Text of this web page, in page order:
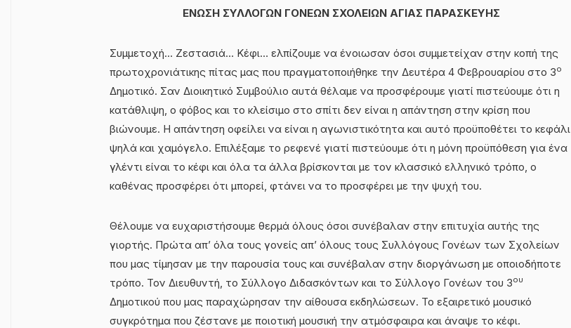
ΕΝΩΣΗ ΣΥΛΛΟΓΩΝ ΓΟΝΕΩΝ ΣΧΟΛΕΙΩΝ ΑΓΙΑΣ ΠΑΡΑΣΚΕΥΗΣ
Συμμετοχή… Ζεστασιά… Κέφι… ελπίζουμε να ένοιωσαν όσοι συμμετείχαν στην κοπή της
πρωτοχρονιάτικης πίτας μας που πραγματοποιήθηκε την Δευτέρα 4 Φεβρουαρίου στο 3ο
Δημοτικό. Σαν Διοικητικό Συμβούλιο αυτά θέλαμε να προσφέρουμε γιατί πιστεύουμε ότι η
κατάθλιψη, ο φόβος και το κλείσιμο στο σπίτι δεν είναι η απάντηση στην κρίση που
βιώνουμε. Η απάντηση οφείλει να είναι η αγωνιστικότητα και αυτό προϋποθέτει το κεφάλι
ψηλά και χαμόγελο. Επιλέξαμε το ρεφενέ γιατί πιστεύουμε ότι η μόνη προϋπόθεση για ένα
γλέντι είναι το κέφι και όλα τα άλλα βρίσκονται με τον κλασσικό ελληνικό τρόπο, ο
καθένας προσφέρει ότι μπορεί, φτάνει να το προσφέρει με την ψυχή του.
Θέλουμε να ευχαριστήσουμε θερμά όλους όσοι συνέβαλαν στην επιτυχία αυτής της
γιορτής. Πρώτα απ’ όλα τους γονείς απ’ όλους τους Συλλόγους Γονέων των Σχολείων
που μας τίμησαν με την παρουσία τους και συνέβαλαν στην διοργάνωση με οποιοδήποτε
τρόπο. Τον Διευθυντή, το Σύλλογο Διδασκόντων και το Σύλλογο Γονέων του 3ου
Δημοτικού που μας παραχώρησαν την αίθουσα εκδηλώσεων. Το εξαιρετικό μουσικό
συγκρότημα που ζέστανε με ποιοτική μουσική την ατμόσφαιρα και άναψε το κέφι.